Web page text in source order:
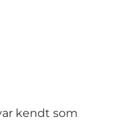
kendt som